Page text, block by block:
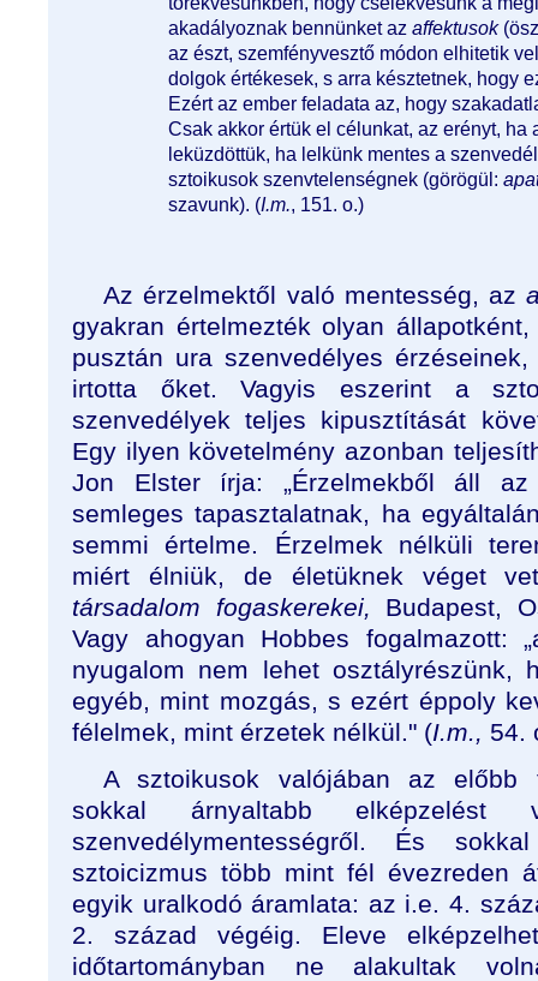
akadályoznak bennünket az affektusok
az észt, szemfényvesztő módon elhitetik
dolgok értékesek, s arra késztetnek, hogy
Ezért az ember feladata az, hogy
Csak akkor értük el célunkat, az erényt, ha
leküzdöttük, ha lelkünk mentes a
sztoikusok szenvtelenségnek (görögül:
szavunk). (I.m., 151. o.)
Az érzelmektől való mentesség, az
gyakran értelmezték olyan
pusztán ura szenvedélyes
irtotta őket. Vagyis eszerint a
szenvedélyek teljes kipusztítását
Egy ilyen követelmény azonban
Jon Elster írja: „Érzelmekből áll
semleges tapasztalatnak, ha
semmi értelme. Érzelmek nélküli
miért élniük, de életüknek véget
társadalom fogaskerekei, Budapest,
Vagy ahogyan Hobbes fogalmazott:
nyugalom nem lehet osztályrészünk,
egyéb, mint mozgás, s ezért éppoly
félelmek, mint érzetek nélkül." (I.m., 54.
A sztoikusok valójában az előbb
sokkal árnyaltabb elképzelést
szenvedélymentességről. És
sztoicizmus több mint fél évezreden
egyik uralkodó áramlata: az i.e. 4.
2. század végéig. Eleve
időtartományban ne alakultak